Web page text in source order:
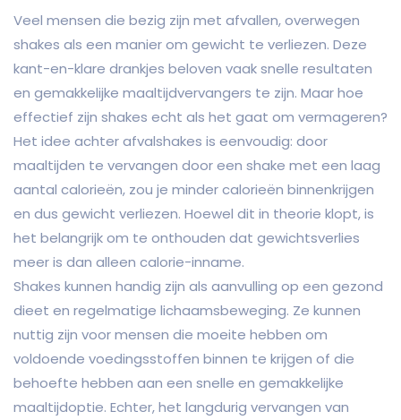
Veel mensen die bezig zijn met afvallen, overwegen
shakes als een manier om gewicht te verliezen. Deze
kant-en-klare drankjes beloven vaak snelle resultaten
en gemakkelijke maaltijdvervangers te zijn. Maar hoe
effectief zijn shakes echt als het gaat om vermageren?
Het idee achter afvalshakes is eenvoudig: door
maaltijden te vervangen door een shake met een laag
aantal calorieën, zou je minder calorieën binnenkrijgen
en dus gewicht verliezen. Hoewel dit in theorie klopt, is
het belangrijk om te onthouden dat gewichtsverlies
meer is dan alleen calorie-inname.
Shakes kunnen handig zijn als aanvulling op een gezond
dieet en regelmatige lichaamsbeweging. Ze kunnen
nuttig zijn voor mensen die moeite hebben om
voldoende voedingsstoffen binnen te krijgen of die
behoefte hebben aan een snelle en gemakkelijke
maaltijdoptie. Echter, het langdurig vervangen van